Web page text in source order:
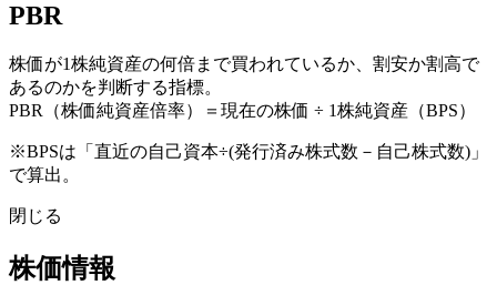
PBR
株価が1株純資産の何倍まで買われているか、割安か割高で
あるのかを判断する指標。
PBR（株価純資産倍率）＝現在の株価 ÷ 1株純資産（BPS）
※BPSは「直近の自己資本÷(発行済み株式数－自己株式数)」
で算出。
閉じる
株価情報